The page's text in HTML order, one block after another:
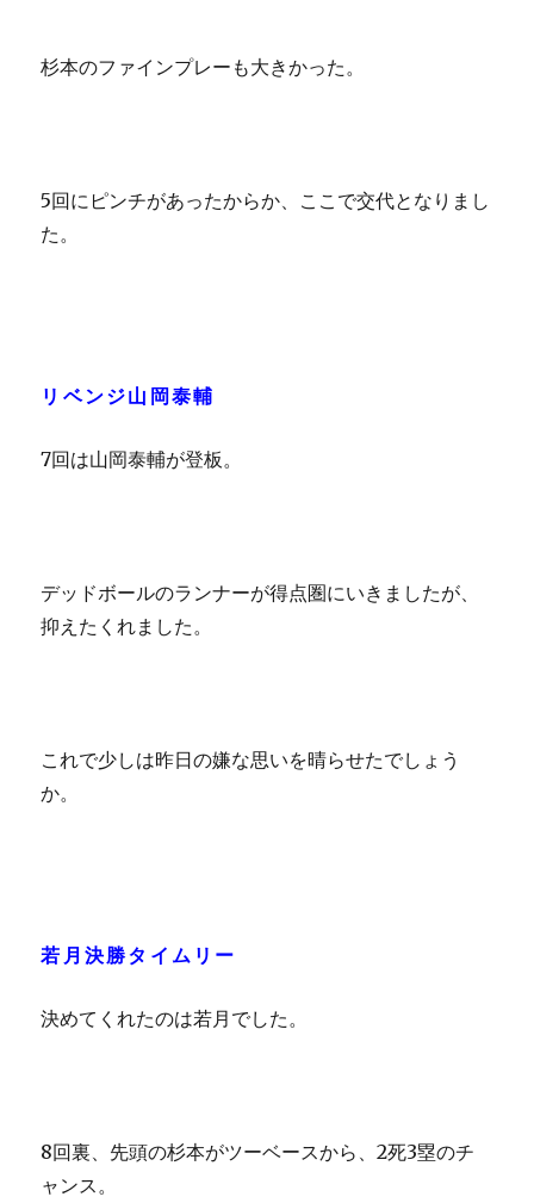
杉本のファインプレーも大きかった。
5回にピンチがあったからか、ここで交代となりまし
た。
リベンジ山岡泰輔
7回は山岡泰輔が登板。
デッドボールのランナーが得点圏にいきましたが、
抑えたくれました。
これで少しは昨日の嫌な思いを晴らせたでしょう
か。
若月決勝タイムリー
決めてくれたのは若月でした。
8回裏、先頭の杉本がツーベースから、2死3塁のチ
ャンス。